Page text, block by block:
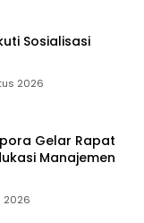
Sosialisasi
2026
Gelar Rapat
Manajemen
2026